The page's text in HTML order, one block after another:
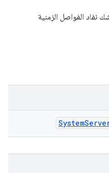
نفاد الفواصل الزمنية
System